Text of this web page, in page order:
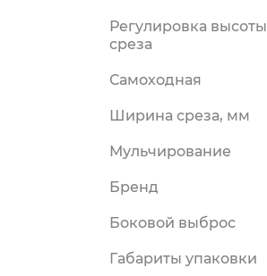
Регулировка высоты
среза
Самоходная
Ширина среза, мм
Мульчирование
Бренд
Боковой выброс
Габариты упаковки